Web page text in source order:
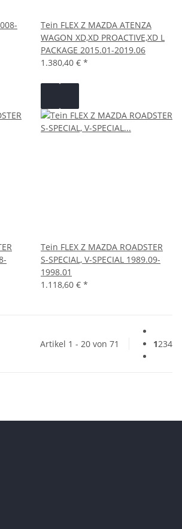
Tein FLEX Z MAZDA ATENZA
WAGON XD,XD PROACTIVE,XD L
PACKAGE 2015.01-2019.06
1.380,40 € *
Tein FLEX Z MAZDA ROADSTER
S-SPECIAL, V-SPECIAL 1989.09-
1998.01
1.118,60 € *
Artikel 1 - 20 von 71 1234